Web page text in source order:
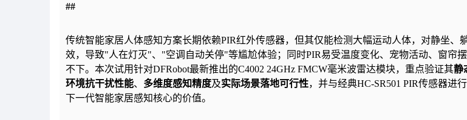
##
传统智能家居人体感知方案长期依赖PIR红外传感器，但其仅能检测大幅运动人体，对静坐、
效，导致"人在灯灭"、"空调自动关停"等尴尬体验；同时PIR易受温度变化、宠物活动、窗帘
不下。本次试用针对DFRobot最新推出的C4002 24GHz FMCW毫米波雷达模块，重点验证其静
环境抗干扰性能、 多维度感知精度及实际场景落地可行性，并与经典HC-SR501 PIR传感器进
下一代智能家居感知核心的价值。